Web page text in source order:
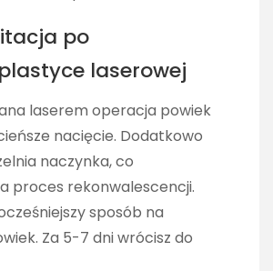
po
laserowej
laserem operacja powiek
nacięcie. Dodatkowo
naczynka, co
proces rekonwalescencji.
sposób na
Za 5-7 dni wrócisz do